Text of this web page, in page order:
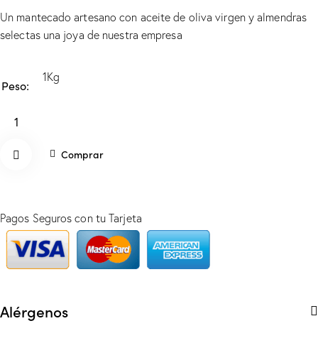
Un mantecado artesano con aceite de oliva virgen y almendras
selectas una joya de nuestra empresa
Peso
1Kg
Aceite
1Kg
cantidad
Comprar
ar de
favori
Pagos Seguros con tu Tarjeta
Alérgenos